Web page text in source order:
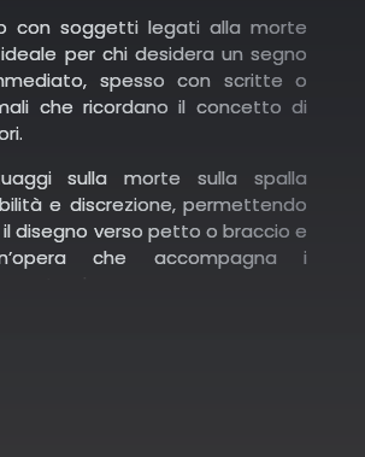
Rappresentazione stilizzata della
avvolge su se stessa, viene anche
talismano perché si crede che
dal male e dalla morte imminente;
iconica del “Día de los Muertos”
rappresentata come una donna
vestita con un teschio dipinto,
idee per tatuaggi sulla
sulla morte sul braccio, ad
bene a disegni avvolgenti
con soggetti legati alla morte
per chi desidera un segno
spesso con scritte o
che ricordano il concetto di
sulla morte sulla spalla
e discrezione, permettendo
disegno verso petto o braccio e
che accompagna i